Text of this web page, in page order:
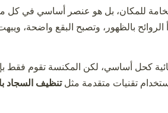
للمكان، بل هو عنصر أساسي في كل
بالظهور، وتصبح البقع واضحة،
كحل أساسي، لكن المكنسة تقوم فقط
تقنيات متقدمة مثلتنظيف السجاد